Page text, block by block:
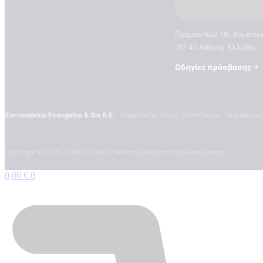
Πραμάντων 16, Κουκάκι
117 41 Αθήνα, Ελλάδα
Οδηγίες πρόσβασης
Zervoudakis Evangelos & Sia E.E.
0,00 € 0